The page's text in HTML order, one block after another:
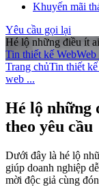
Khuyến mãi
Yêu cầu gọi lại
Hé lộ những điều ít
Tin thiết kế WebWeb
Trang chủTin thiết
web ...
Hé lộ những
theo yêu cầu
Dưới đây là hé lộ
giúp doanh nghiệp
mời độc giả cùng